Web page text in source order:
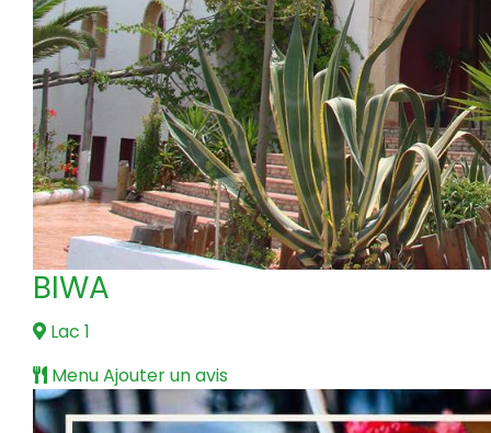
BIWA
Lac 1
MenuAjouter un avis